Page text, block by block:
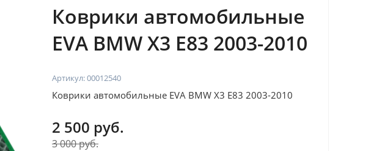
Коврики автомобильные
EVA BMW X3 Е83 2003-2010
Артикул:00012540
Коврики автомобильные EVA BMW X3 Е83 2003-2010
2 500 руб.
3 000 руб.